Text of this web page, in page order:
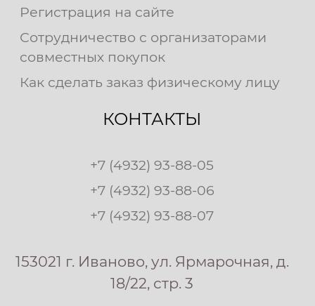
Регистрация на сайте
Сотрудничество с организаторами
совместных покупок
Как сделать заказ физическому лицу
КОНТАКТЫ
+7 (4932) 93-88-05
+7 (4932) 93-88-06
+7 (4932) 93-88-07
153021 г. Иваново, ул. Ярмарочная, д.
18/22, стр. 3